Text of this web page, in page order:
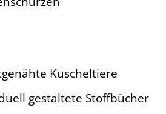
Kuscheltiere
gestaltete Stoffbücher